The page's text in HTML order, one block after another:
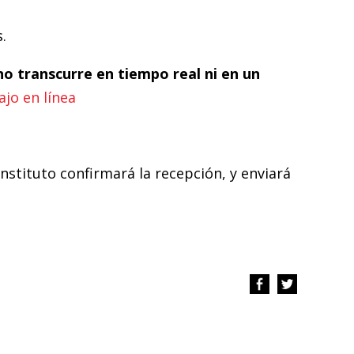
transcurre en tiempo real ni en un
en línea
confirmará la recepción, y enviará